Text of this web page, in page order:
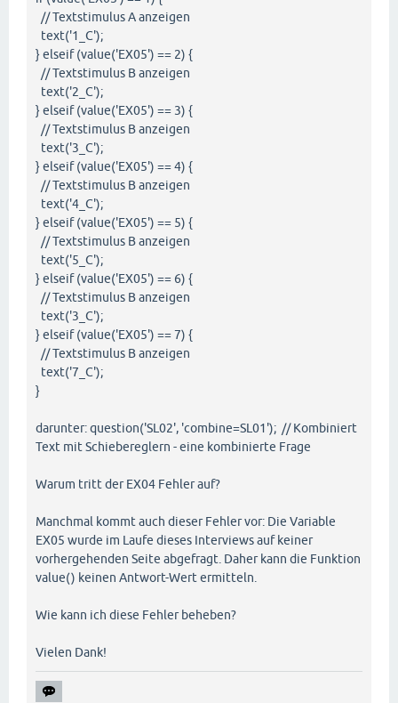
// Textstimulus A anzeigen
text('1_C');
} elseif (value('EX05') == 2) {
// Textstimulus B anzeigen
text('2_C');
} elseif (value('EX05') == 3) {
// Textstimulus B anzeigen
text('3_C');
} elseif (value('EX05') == 4) {
// Textstimulus B anzeigen
text('4_C');
} elseif (value('EX05') == 5) {
// Textstimulus B anzeigen
text('5_C');
} elseif (value('EX05') == 6) {
// Textstimulus B anzeigen
text('3_C');
} elseif (value('EX05') == 7) {
// Textstimulus B anzeigen
text('7_C');
}
darunter: question('SL02', 'combine=SL01'); // Kombiniert
Text mit Schiebereglern - eine kombinierte Frage
Warum tritt der EX04 Fehler auf?
Manchmal kommt auch dieser Fehler vor: Die Variable
EX05 wurde im Laufe dieses Interviews auf keiner
vorhergehenden Seite abgefragt. Daher kann die Funktion
value() keinen Antwort-Wert ermitteln.
Wie kann ich diese Fehler beheben?
Vielen Dank!